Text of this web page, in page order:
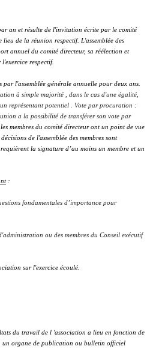
an et résulte de l'invitation écrite par le comité
de la réunion respectif. L'assemblée des
annuel du comité directeur, sa réélection et
respectif.
par l'assemblée générale annuelle pour deux ans.
à simple majorité , dans le cas d'une égalité,
représentant potentiel . Vote par procuration :
a la possibilité de transférer son vote par
membres du comité directeur ont un point de vue
de l'assemblée des membres sont
la signature d’au moins un membre et un
:
fondamentales d’importance pour
ou des membres du Conseil exécutif
sur l'exercice écoulé.
du travail de l 'association a lieu en fonction de
un organe de publication ou bulletin officiel